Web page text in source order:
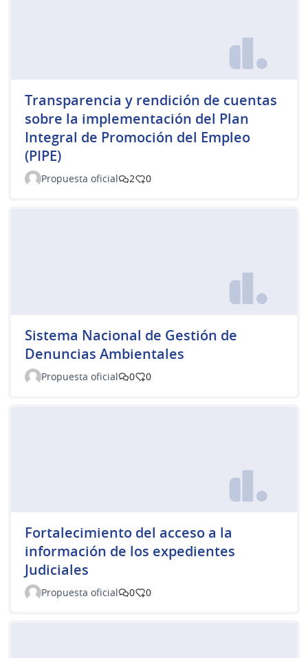
Transparencia y rendición de cuentas
sobre la implementación del Plan
Integral de Promoción del Empleo
(PIPE)
Propuesta oficial 2 0
Sistema Nacional de Gestión de
Denuncias Ambientales
Propuesta oficial 0 0
Fortalecimiento del acceso a la
información de los expedientes
Judiciales
Propuesta oficial 0 0